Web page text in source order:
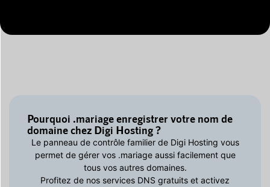
Pourquoi .mariage enregistrer votre nom de
domaine chez Digi Hosting ?
Le panneau de contrôle familier de Digi Hosting vous
permet de gérer vos .mariage aussi facilement que
tous vos autres domaines.
Profitez de nos services DNS gratuits et activez